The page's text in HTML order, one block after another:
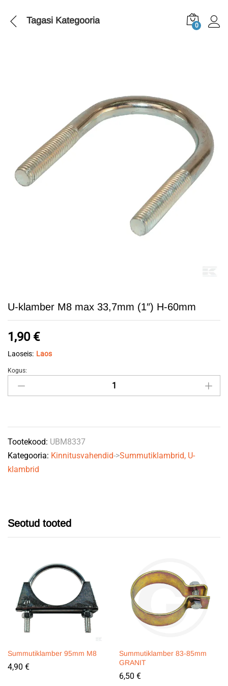
Tagasi Kategooria 0
U-klamber M8 max 33,7mm (1″) H-60mm
1,90 €
Laoseis: Laos
U-
klamber
33,7mm
(1")
H-
60mm
Kogus:
Tootekood: UBM8337
Kategooria: Kinnitusvahendid->Summutiklambrid, U-
klambrid
Seotud tooted
Summutiklamber 95mm M8
4,90 €
Summutiklamber 83-85mm
GRANIT
6,50 €